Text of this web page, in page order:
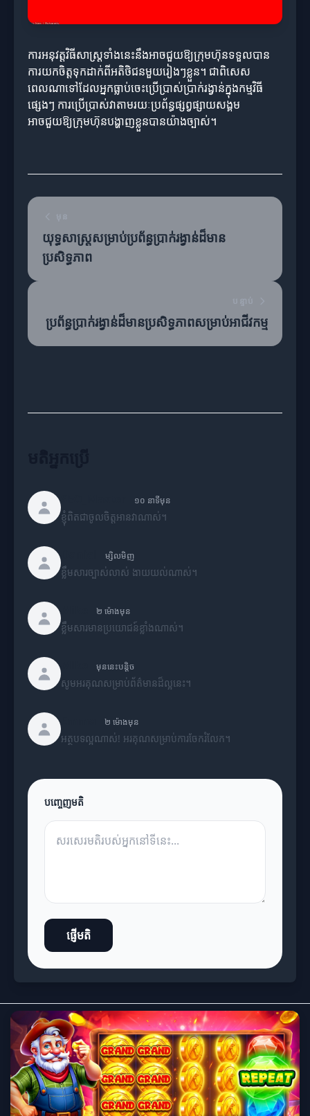
ការអនុវត្តវិធីសាស្រ្តទាំងនេះនឹងអាចជួយឱ្យក្រុមហ៊ុនទទួលបាន
ការយកចិត្តទុកដាក់ពីអតិថិជនមួយរៀងៗខ្លួន។ ជាពិសេស
ពេលណាទៅដែលអ្នកធ្លាប់ចេះប្រើប្រាស់ប្រាក់រង្វាន់ក្នុងកម្មវិធី
ផ្សេងៗ ការប្រើប្រាស់វាតាមរយៈប្រព័ន្ធផ្សព្វផ្សាយសង្គម
អាចជួយឱ្យក្រុមហ៊ុនបង្ហាញខ្លួនបានយ៉ាងច្បាស់។
យុទ្ធសាស្រ្តសម្រាប់ប្រព័ន្ធប្រាក់រង្វាន់ដ៏មាន
ប្រសិទ្ធភាព
ប្រព័ន្ធប្រាក់រង្វាន់ដ៏មានប្រសិទ្ធភាពសម្រាប់អាជីវកម្ម
១០ នាទីមុន
ខ្ញុំពិតជាចូលចិត្តអានវាណាស់។
ម្សិលមិញ
ខ្លឹមសារច្បាស់លាស់ ងាយយល់ណាស់។
២ ម៉ោងមុន
ខ្លឹមសារមានប្រយោជន៍ខ្លាំងណាស់។
មុននេះបន្តិច
សូមអរគុណសម្រាប់ព័ត៌មានដ៏ល្អនេះ។
២ ម៉ោងមុន
អត្ថបទល្អណាស់! អរគុណសម្រាប់ការចែករំលែក។
បញ្ចេញមតិ
ផ្ញើមតិ